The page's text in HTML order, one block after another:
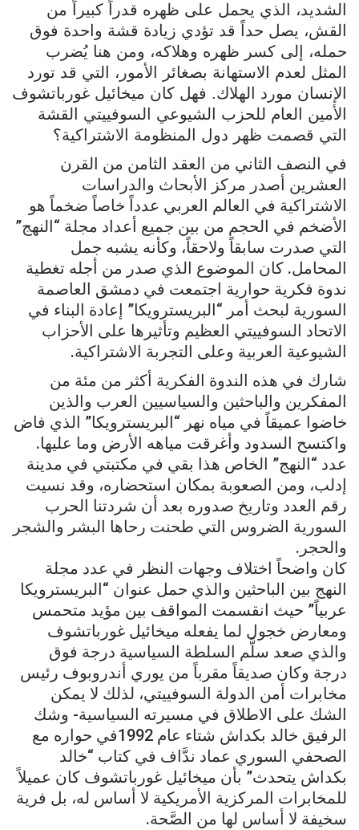
الشديد، الذي يحمل على ظهره قدراً كبيراً من
القش، يصل حداً قد تؤدي زيادة قشة واحدة فوق
حمله، إلى كسر ظهره وهلاكه، ومن هنا يُضرب
المثل لعدم الاستهانة بصغائر الأمور، التي قد تورد
الإنسان مورد الهلاك. فهل كان ميخائيل غورباتشوف
الأمين العام للحزب الشيوعي السوفييتي القشة
التي قصمت ظهر دول المنظومة الاشتراكية؟
في النصف الثاني من العقد الثامن من القرن
العشرين أصدر مركز الأبحاث والدراسات
الاشتراكية في العالم العربي عدداً خاصاً ضخماً هو
الأضخم في الحجم من بين جميع أعداد مجلة “النهج”
التي صدرت سابقاً ولاحقاً، وكأنه يشبه جمل
المحامل. كان الموضوع الذي صدر من أجله تغطية
ندوة فكرية حوارية اجتمعت في دمشق العاصمة
السورية لبحث أمر “البريسترويكا” إعادة البناء في
الاتحاد السوفييتي العظيم وتأثيرها على الأحزاب
الشيوعية العربية وعلى التجربة الاشتراكية.
شارك في هذه الندوة الفكرية أكثر من مئة من
المفكرين والباحثين والسياسيين العرب والذين
خاضوا عميقاً في مياه نهر “البريسترويكا” الذي فاض
واكتسح السدود وأغرقت مياهه الأرض وما عليها.
عدد “النهج” الخاص هذا بقي في مكتبتي في مدينة
إدلب، ومن الصعوبة بمكان استحضاره، وقد نسيت
رقم العدد وتاريخ صدوره بعد أن شردتنا الحرب
السورية الضروس التي طحنت رحاها البشر والشجر
والحجر.
كان واضحاً اختلاف وجهات النظر في عدد مجلة
النهج بين الباحثين والذي حمل عنوان “البريسترويكا
عربياً” حيث انقسمت المواقف بين مؤيد متحمس
ومعارض خجول لما يفعله ميخائيل غورباتشوف
والذي صعد سلَّم السلطة السياسية درجة فوق
درجة وكان صديقاً مقرباً من يوري أندروبوف رئيس
مخابرات أمن الدولة السوفييتي، لذلك لا يمكن
الشك على الاطلاق في مسيرته السياسية- وشك
الرفيق خالد بكداش شتاء عام 1992في حواره مع
الصحفي السوري عماد ندَّاف في كتاب “خالد
بكداش يتحدث” بأن ميخائيل غورباتشوف كان عميلاً
للمخابرات المركزية الأمريكية لا أساس له، بل فرية
سخيفة لا أساس لها من الصَّحة.